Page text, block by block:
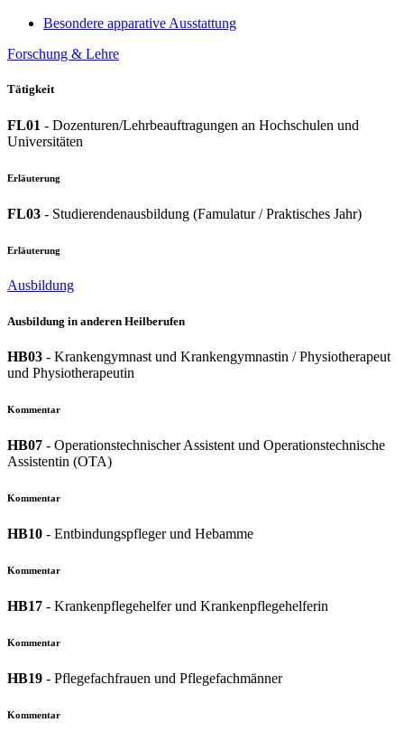
Besondere apparative Ausstattung
Forschung & Lehre
Tätigkeit
FL01 - Dozenturen/Lehrbeauftragungen an Hochschulen und
Universitäten
Erläuterung
FL03 - Studierendenausbildung (Famulatur / Praktisches Jahr)
Erläuterung
Ausbildung
Ausbildung in anderen Heilberufen
HB03 - Krankengymnast und Krankengymnastin / Physiotherapeut
und Physiotherapeutin
Kommentar
HB07 - Operationstechnischer Assistent und Operationstechnische
Assistentin (OTA)
Kommentar
HB10 - Entbindungspfleger und Hebamme
Kommentar
HB17 - Krankenpflegehelfer und Krankenpflegehelferin
Kommentar
HB19 - Pflegefachfrauen und Pflegefachmänner
Kommentar